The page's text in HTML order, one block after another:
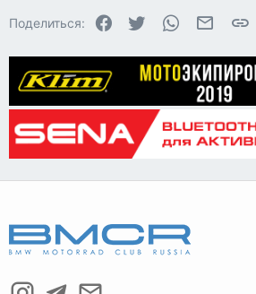
26
Trebuchet MS
Verdana
Поделиться: Facebook
Twitter WhatsApp